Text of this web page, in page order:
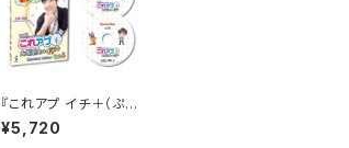
『これアプ イチ＋（ぷら
す）』vol.4 デレクター
ズカット通常版（DVD2
¥5,720